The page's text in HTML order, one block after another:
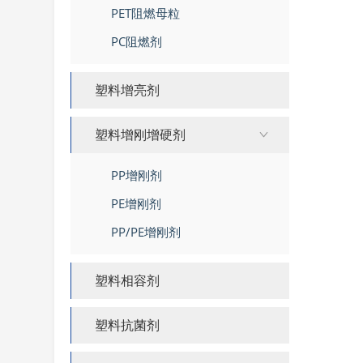
PET阻燃母粒
PC阻燃剂
塑料增亮剂
塑料增刚增硬剂
PP增刚剂
PE增刚剂
PP/PE增刚剂
塑料相容剂
塑料抗菌剂